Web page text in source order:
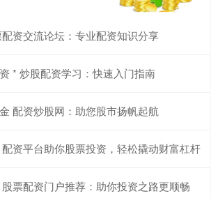
资交流论坛：专业配资知识分享
* 炒股配资学习：快速入门指南
配资炒股网：助您股市扬帆起航
资平台助你股票投资，轻松撬动财富杠杆
票配资门户推荐：助你投资之路更顺畅